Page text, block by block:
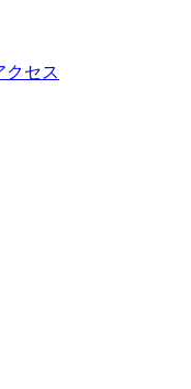
クセス